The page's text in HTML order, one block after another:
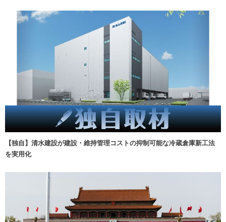
【独自】清水建設が建設・維持管理コストの抑制可能な冷蔵倉庫新工法
を実用化